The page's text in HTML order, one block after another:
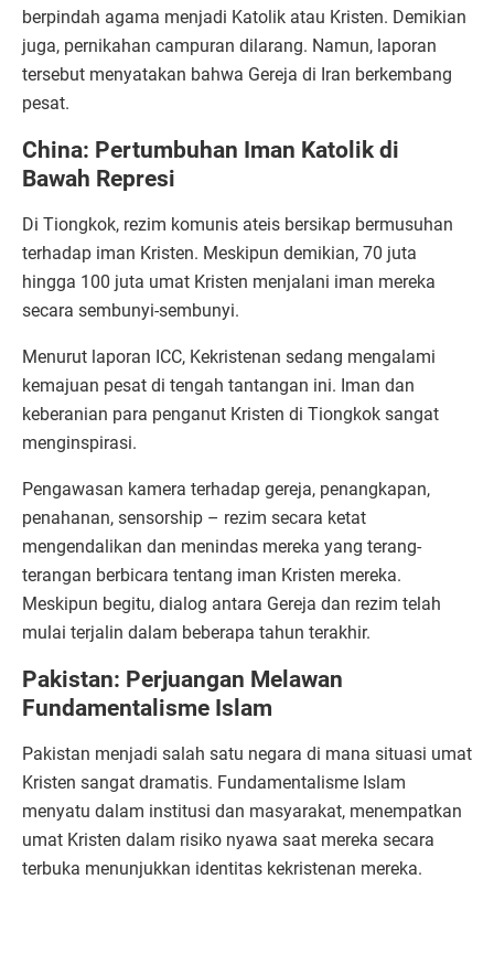
berpindah agama menjadi Katolik atau Kristen. Demikian
juga, pernikahan campuran dilarang. Namun, laporan
tersebut menyatakan bahwa Gereja di Iran berkembang
pesat.
China: Pertumbuhan Iman Katolik di
Bawah Represi
Di Tiongkok, rezim komunis ateis bersikap bermusuhan
terhadap iman Kristen. Meskipun demikian, 70 juta
hingga 100 juta umat Kristen menjalani iman mereka
secara sembunyi-sembunyi.
Menurut laporan ICC, Kekristenan sedang mengalami
kemajuan pesat di tengah tantangan ini. Iman dan
keberanian para penganut Kristen di Tiongkok sangat
menginspirasi.
Pengawasan kamera terhadap gereja, penangkapan,
penahanan, sensorship – rezim secara ketat
mengendalikan dan menindas mereka yang terang-
terangan berbicara tentang iman Kristen mereka.
Meskipun begitu, dialog antara Gereja dan rezim telah
mulai terjalin dalam beberapa tahun terakhir.
Pakistan: Perjuangan Melawan
Fundamentalisme Islam
Pakistan menjadi salah satu negara di mana situasi umat
Kristen sangat dramatis. Fundamentalisme Islam
menyatu dalam institusi dan masyarakat, menempatkan
umat Kristen dalam risiko nyawa saat mereka secara
terbuka menunjukkan identitas kekristenan mereka.